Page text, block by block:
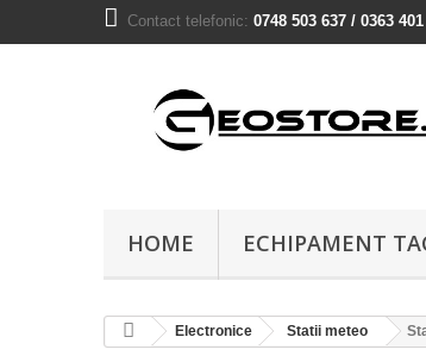
Contact telefonic: 0748 503 637 / 0363
HOME ECHIPAMENT
Electronice Statii meteo